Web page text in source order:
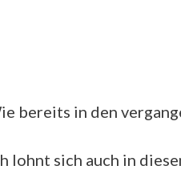
bereits in den
lohnt sich auch in